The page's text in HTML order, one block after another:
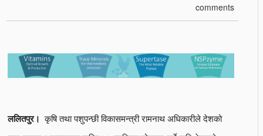
comments
ललितपुर। कृषि तथा पशुपन्छी विकासमन्त्री रामनाथ अधिकारीले देशको